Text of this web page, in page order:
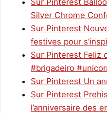
Silver Chrome
Sur Pinterest
festives pour
Sur Pinterest Feliz
#brigadeiro
Sur Pinterest Un
Sur Pinterest
l’anniversaire des